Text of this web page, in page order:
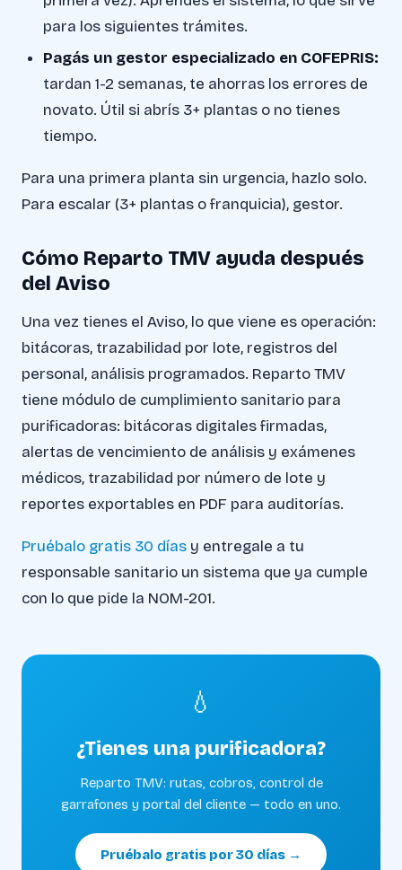
para los siguientes trámites.
Pagás un gestor especializado en COFEPRIS:
tardan 1-2 semanas, te ahorras los errores de
novato. Útil si abrís 3+ plantas o no tienes
tiempo.
Para una primera planta sin urgencia, hazlo solo.
Para escalar (3+ plantas o franquicia), gestor.
Cómo Reparto TMV ayuda después
del Aviso
Una vez tienes el Aviso, lo que viene es operación:
bitácoras, trazabilidad por lote, registros del
personal, análisis programados. Reparto TMV
tiene módulo de cumplimiento sanitario para
purificadoras: bitácoras digitales firmadas,
alertas de vencimiento de análisis y exámenes
médicos, trazabilidad por número de lote y
reportes exportables en PDF para auditorías.
Pruébalo gratis 30 días y entregale a tu
responsable sanitario un sistema que ya cumple
con lo que pide la NOM-201.
💧
¿Tienes una purificadora?
Reparto TMV: rutas, cobros, control de
garrafones y portal del cliente — todo en uno.
Pruébalo gratis por 30 días →